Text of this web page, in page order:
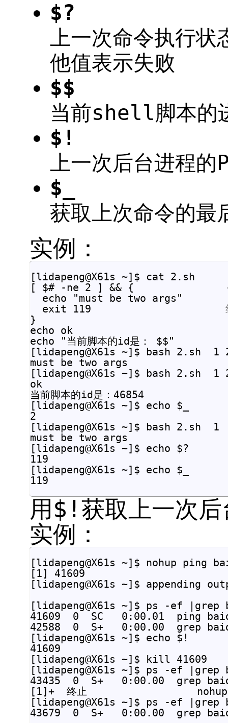
$?
上一次命令执行状
他值表示失败
$$
当前shell脚本的
$!
上一次后台进程的
$_
获取上次命令的最
实例：
[lidapeng@X61s ~]$ cat 2.sh
[ $# -ne 2 ] && {
  echo "must be two args"
  exit 119
}
echo ok
echo "当前脚本的id是： $$"
[lidapeng@X61s ~]$ bash 2.sh  1
must be two args
[lidapeng@X61s ~]$ bash 2.sh  1
ok
当前脚本的id是：46854
[lidapeng@X61s ~]$ echo $_
2
[lidapeng@X61s ~]$ bash 2.sh  1
must be two args
[lidapeng@X61s ~]$ echo $?
119
[lidapeng@X61s ~]$ echo $_
用$!获取上一次
实例：
[lidapeng@X61s ~]$ nohup
[1] 41609
[lidapeng@X61s ~]$ appending
[lidapeng@X61s ~]$ ps
41609  0  SC   0:00.01  ping
42588  0  S+   0:00.00  grep
41609
[lidapeng@X61s
[lidapeng@X61s ~]$ ps -ef |grep
43435  0  S+   0:00.00  grep
[1]+  终止                  nohup
[lidapeng@X61s ~]$ ps -ef |grep